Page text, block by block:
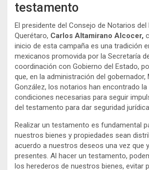
testamento
El presidente del Consejo de Notarios del
Querétaro, Carlos Altamirano Alcocer,
inicio de esta campaña es una tradición
mexicanos promovida por la Secretaría
coordinación con Gobierno del Estado,
que, en la administración del gobernador,
González, los notarios han encontrado la
condiciones necesarias para seguir
del testamento para dar seguridad
Realizar un testamento es fundamental
nuestros bienes y propiedades sean
acuerdo a nuestros deseos una vez que
presentes. Al hacer un testamento,
los herederos de nuestros bienes, evitar